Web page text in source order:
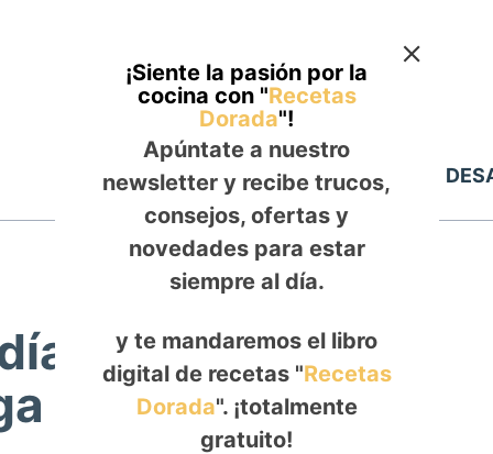
Inicio ALMUERZO
Feta y Menta:
en un Bocado
¡Siente la pasión por la
cocina con "Recetas
Dorada"!
Apúntate a nuestro
newsletter y recibe trucos,
consejos, ofertas y
novedades para estar
siempre al día.
y te mandaremos el libro
digital de recetas "Recetas
Dorada". ¡totalmente
gratuito!